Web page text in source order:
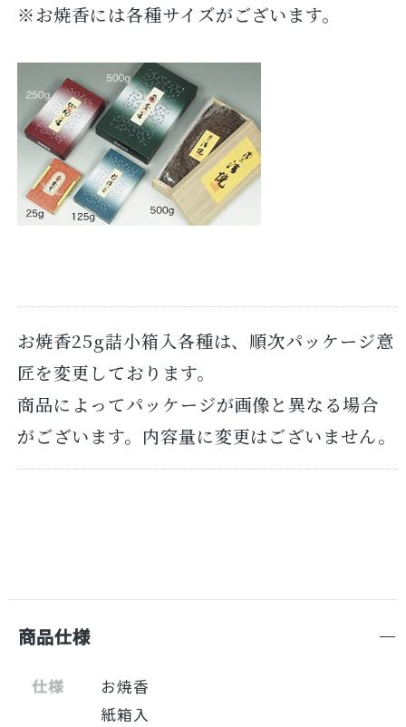
※お焼香には各種サイズがございます。
お焼香25g詰小箱入各種は、順次パッケージ意
匠を変更しております。
商品によってパッケージが画像と異なる場合
がございます。内容量に変更はございません。
商品仕様
仕様
お焼香
紙箱入